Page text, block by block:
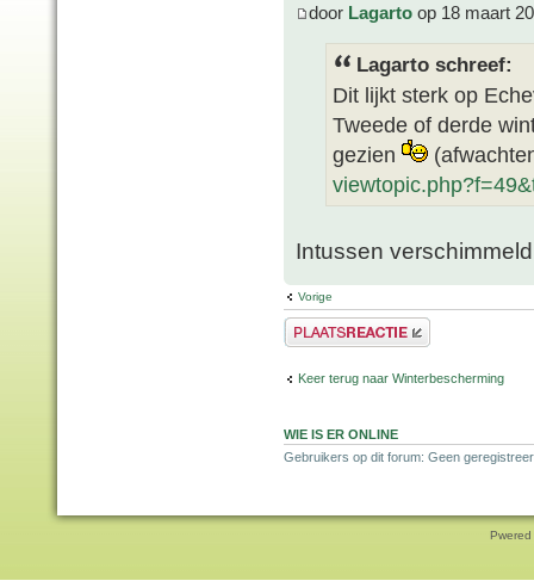
door Lagarto op 18 maart
Lagarto schreef:
Dit lijkt sterk op
Tweede of derde
gezien
Intussen
Vorige
Plaats een reactie
Keer terug naar Winterbescherming
WIE IS ER ONLINE
Gebruikers op dit forum: Geen